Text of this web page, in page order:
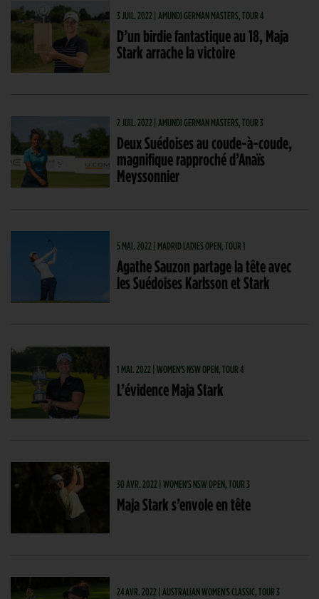
3 JUIL. 2022 | AMUNDI GERMAN MASTERS, TOUR 4
D’un birdie fantastique au 18, Maja
Stark arrache la victoire
2 JUIL. 2022 | AMUNDI GERMAN MASTERS, TOUR 3
Deux Suédoises au coude-à-coude,
magnifique rapproché d’Anaïs
Meyssonnier
5 MAI. 2022 | MADRID LADIES OPEN, TOUR 1
Agathe Sauzon partage la tête avec
les Suédoises Karlsson et Stark
1 MAI. 2022 | WOMEN'S NSW OPEN, TOUR 4
L’évidence Maja Stark
30 AVR. 2022 | WOMEN'S NSW OPEN, TOUR 3
Maja Stark s’envole en tête
24 AVR. 2022 | AUSTRALIAN WOMEN'S CLASSIC, TOUR 3